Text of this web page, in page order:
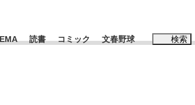
読書 コミック 文春野球 検索